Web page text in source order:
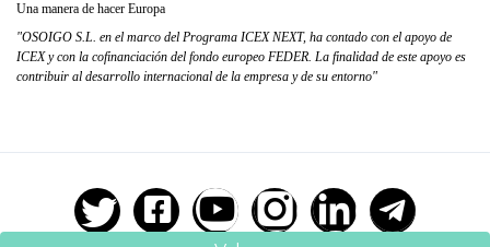
Una manera de hacer Europa
"OSOIGO S.L. en el marco del Programa ICEX NEXT, ha contado con el apoyo de
ICEX y con la cofinanciación del fondo europeo FEDER. La finalidad de este apoyo es
contribuir al desarrollo internacional de la empresa y de su entorno"